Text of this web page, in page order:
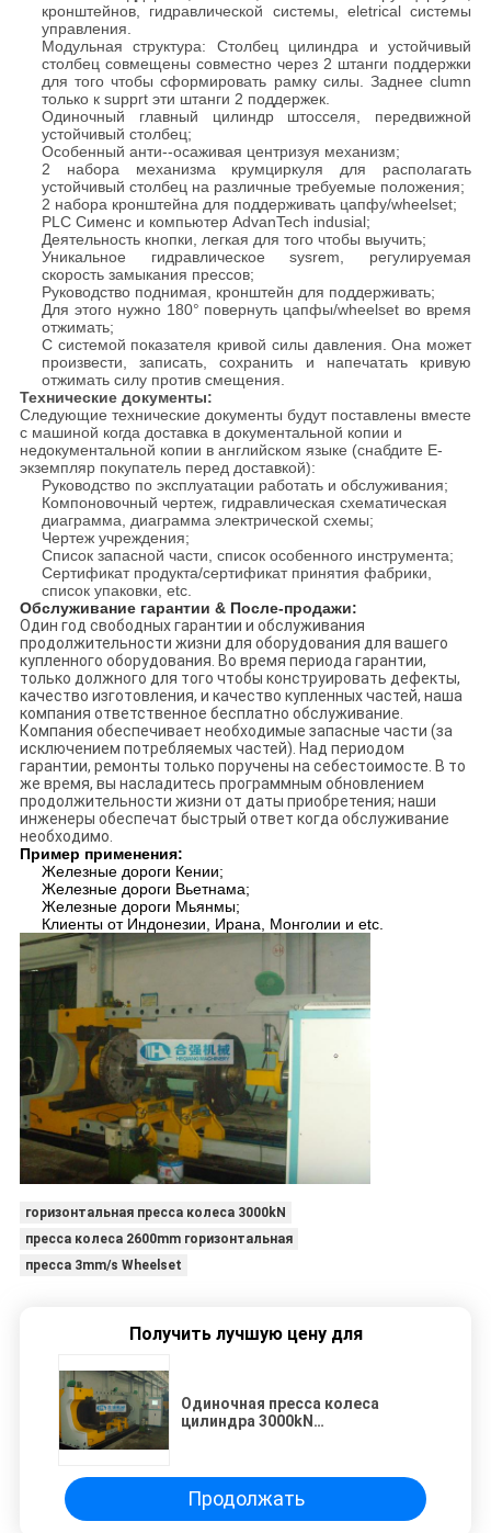
кронштейнов, гидравлической системы, eletrical системы
управления.
Модульная структура: Столбец цилиндра и устойчивый
столбец совмещены совместно через 2 штанги поддержки
для того чтобы сформировать рамку силы. Заднее clumn
только к supprt эти штанги 2 поддержек.
Одиночный главный цилиндр штосселя, передвижной
устойчивый столбец;
Особенный анти--осаживая центризуя механизм;
2 набора механизма крумциркуля для располагать
устойчивый столбец на различные требуемые положения;
2 набора кронштейна для поддерживать цапфу/wheelset;
PLC Сименс и компьютер AdvanTech indusial;
Деятельность кнопки, легкая для того чтобы выучить;
Уникальное гидравлическое sysrem, регулируемая
скорость замыкания прессов;
Руководство поднимая, кронштейн для поддерживать;
Для этого нужно 180° повернуть цапфы/wheelset во время
отжимать;
С системой показателя кривой силы давления. Она может
произвести, записать, сохранить и напечатать кривую
отжимать силу против смещения.
Технические документы:
Следующие технические документы будут поставлены вместе
с машиной когда доставка в документальной копии и
недокументальной копии в английском языке (снабдите E-
экземпляр покупатель перед доставкой):
Руководство по эксплуатации работать и обслуживания;
Компоновочный чертеж, гидравлическая схематическая
диаграмма, диаграмма электрической схемы;
Чертеж учреждения;
Список запасной части, список особенного инструмента;
Сертификат продукта/сертификат принятия фабрики,
список упаковки, etc.
Обслуживание гарантии & После-продажи:
Один год свободных гарантии и обслуживания
продолжительности жизни для оборудования для вашего
купленного оборудования. Во время периода гарантии,
только должного для того чтобы конструировать дефекты,
качество изготовления, и качество купленных частей, наша
компания ответственное бесплатно обслуживание.
Компания обеспечивает необходимые запасные части (за
исключением потребляемых частей). Над периодом
гарантии, ремонты только поручены на себестоимосте. В то
же время, вы насладитесь программным обновлением
продолжительности жизни от даты приобретения; наши
инженеры обеспечат быстрый ответ когда обслуживание
необходимо.
Пример применения:
Железные дороги Кении;
Железные дороги Вьетнама;
Железные дороги Мьянмы;
Клиенты от Индонезии, Ирана, Монголии и etc.
горизонтальная пресса колеса 3000kN
пресса колеса 2600mm горизонтальная
пресса 3mm/s Wheelset
Получить лучшую цену для
Одиночная пресса колеса
цилиндра 3000kN
обслуживания Wheelset
Продолжать